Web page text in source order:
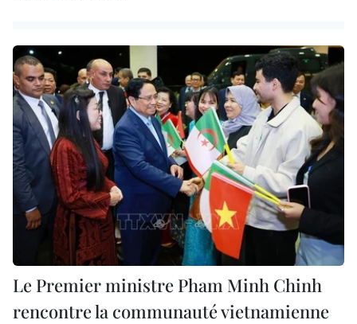
Le Premier ministre Pham Minh Chinh
rencontre la communauté vietnamienne